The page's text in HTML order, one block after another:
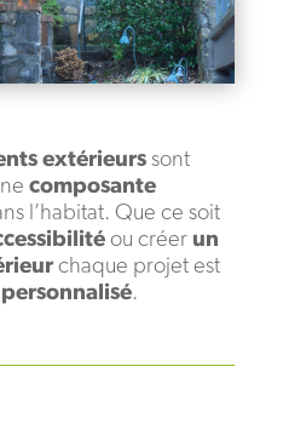
extérieurssont
composante
l’habitat. Que ce soit
ou créer un
chaque projet est
.